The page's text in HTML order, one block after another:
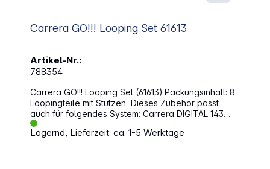
Carrera GO!!! Looping Set 61613
Artikel-Nr.:
788354
Carrera GO!!! Looping Set (61613) Packungsinhalt: 8
Loopingteile mit Stützen Dieses Zubehör passt
auch für folgendes System: Carrera DIGITAL 143
ACHTUNG!Spielzeug für Kinder unter 3 Jahren nicht
geeignet. Erstickungsgefahr wegen
Lagernd, Lieferzeit: ca. 1-5 Werktage